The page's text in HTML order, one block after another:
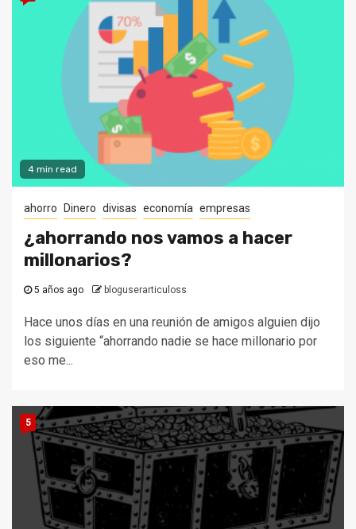
4 min read
ahorro Dinero divisas economía empresas
¿ahorrando nos vamos a hacer
millonarios?
5 años ago bloguserarticuloss
Hace unos días en una reunión de amigos alguien dijo
los siguiente “ahorrando nadie se hace millonario por
eso me...
5